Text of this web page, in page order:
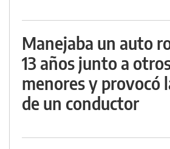
Manejaba un auto
13 años junto a
menores y provocó
de un conductor